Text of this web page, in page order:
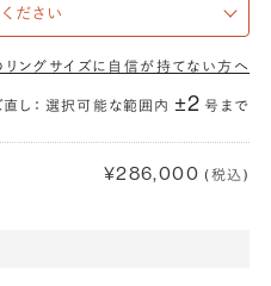
ングサイズに自信が持てない方へ
直し： 選択可能な範囲内 ±2 号まで
¥286,000 (税込)